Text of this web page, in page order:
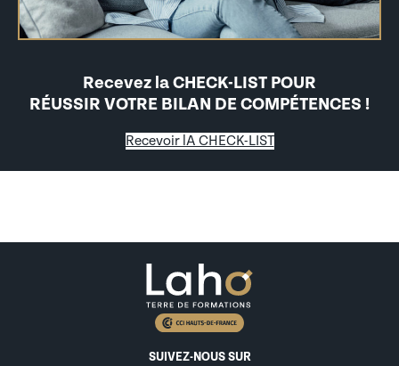
Recevez la CHECK-LIST POUR
RÉUSSIR VOTRE BILAN DE COMPÉTENCES !
Recevoir lA CHECK-LIST
SUIVEZ-NOUS SUR